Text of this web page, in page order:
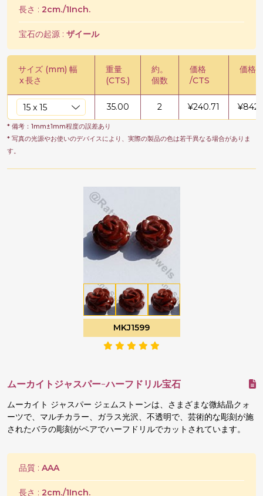
長さ : 2cm./1Inch.
宝石の起源 : ザイール
サイズ (mm) 幅
x長さ
重量
(CTS.)
約。
個数
価格
/CTS
価格 /
35.00 2 ¥240.71 ¥
* 備考：1mm±1mm程度の誤差あり
* 写真の光源やお使いのデバイスにより、実際の製品の色は若干異なる場合がありま
す。
MKJ1599
ムーカイトジャスパー-ハーフドリル宝石
ムーカイト ジャスパー ジェムストーンは、さまざまな微結晶クォ
ーツで、マルチカラー、ガラス光沢、不透明で、芸術的な彫刻が施
されたバラの彫刻がペアでハーフドリルでカットされています。
品質 : AAA
長さ : 2cm./1Inch.